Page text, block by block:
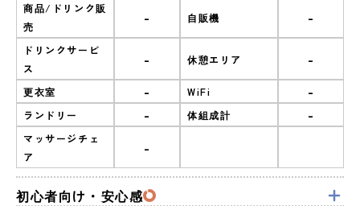
商品/ドリンク販
売
- 自販機 -
ドリンクサービ
ス
- 休憩エリア -
更衣室 - WiFi -
ランドリー - 体組成計 -
マッサージチェ
ア
-
初心者向け・安心感